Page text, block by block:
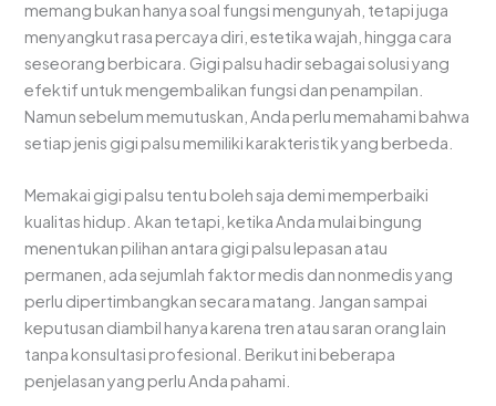
memang bukan hanya soal fungsi mengunyah, tetapi juga
menyangkut rasa percaya diri, estetika wajah, hingga cara
seseorang berbicara. Gigi palsu hadir sebagai solusi yang
efektif untuk mengembalikan fungsi dan penampilan.
Namun sebelum memutuskan, Anda perlu memahami bahwa
setiap jenis gigi palsu memiliki karakteristik yang berbeda.
Memakai gigi palsu tentu boleh saja demi memperbaiki
kualitas hidup. Akan tetapi, ketika Anda mulai bingung
menentukan pilihan antara gigi palsu lepasan atau
permanen, ada sejumlah faktor medis dan nonmedis yang
perlu dipertimbangkan secara matang. Jangan sampai
keputusan diambil hanya karena tren atau saran orang lain
tanpa konsultasi profesional. Berikut ini beberapa
penjelasan yang perlu Anda pahami.